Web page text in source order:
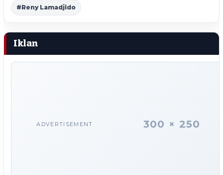
#Reny Lamadjido
Iklan
ADVERTISEMENT 300 × 250